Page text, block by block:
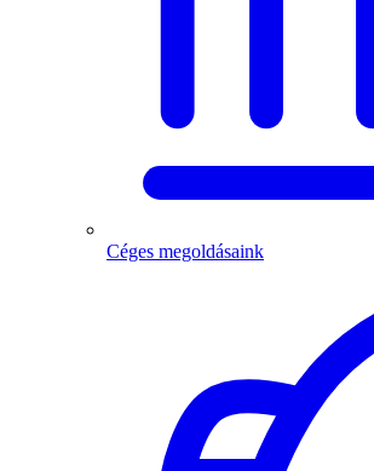
Céges megoldásaink